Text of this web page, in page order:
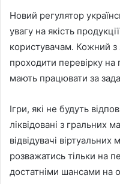
Новий регулятор
увагу на якість
користувачам. Кожний з
проходити перевірку на
мають працювати за
Ігри, які не будуть
ліквідовані з гральних
відвідувачі
розважатись тільки на
достатніми шансами на